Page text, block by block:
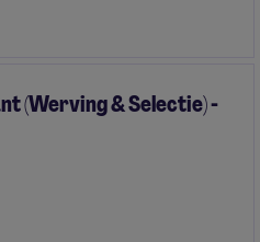
and developing a
maintain them.
(Werving & Selectie) -